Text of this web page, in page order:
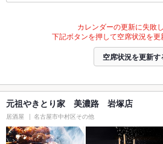
カレンダーの更新に失敗し
下記ボタンを押して空席状況を更
空席状況を更新す
元祖やきとり家 美濃路 岩塚店
居酒屋 名古屋市中村区その他